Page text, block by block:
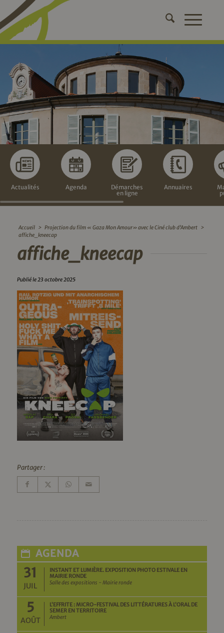
Actualités Agenda
Démarches
en ligne
Annuaires
Accueil > Projection du film « Gaza Mon Amour» avec le Ciné club d’Ambert >
affiche_kneecap
affiche_kneecap
Publié le 23 octobre 2025
Partager :
AGENDA
31
JUIL
INSTANT ET LUMIÈRE. EXPOSITION PHOTO ESTIVALE EN
MAIRIE RONDE
Salle des expositions - Mairie ronde
5
AOÛT
L’EFFRITE : MICRO-FESTIVAL DES LITTÉRATURES À L’ORAL DE
SEMER EN TERRITOIRE
Ambert